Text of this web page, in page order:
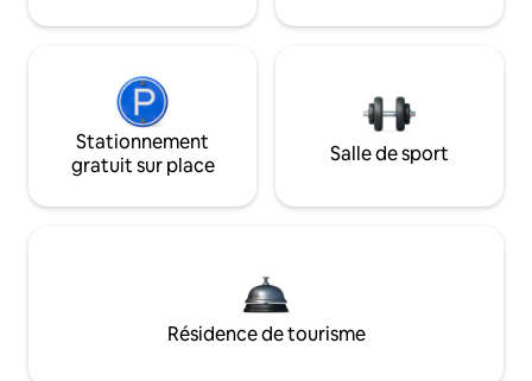
Stationnement
gratuit sur place
Salle de sport
Résidence de tourisme